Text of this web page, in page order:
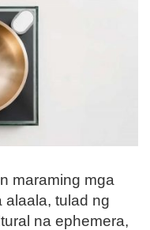
maraming mga
alaala, tulad ng
na ephemera,